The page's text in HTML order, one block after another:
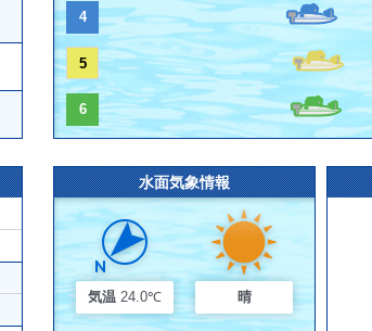
4
5
6
水面気象情報
気温 24.0℃ 晴